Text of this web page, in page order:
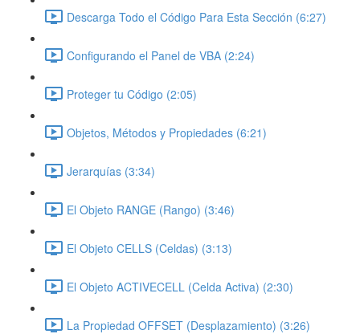
Descarga Todo el Código Para Esta Sección (6:27)
Configurando el Panel de VBA (2:24)
Proteger tu Código (2:05)
Objetos, Métodos y Propiedades (6:21)
Jerarquías (3:34)
El Objeto RANGE (Rango) (3:46)
El Objeto CELLS (Celdas) (3:13)
El Objeto ACTIVECELL (Celda Activa) (2:30)
La Propiedad OFFSET (Desplazamiento) (3:26)